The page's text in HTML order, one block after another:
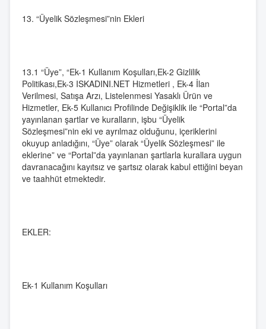
13. “Üyelik Sözleşmesi”nin Ekleri
13.1 “Üye”, “Ek-1 Kullanım Koşulları,Ek-2 Gizlilik
Politikası,Ek-3 ISKADINI.NET Hizmetleri , Ek-4 İlan
Verilmesi, Satışa Arzı, Listelenmesi Yasaklı Ürün ve
Hizmetler, Ek-5 Kullanıcı Profilinde Değişiklik ile “Portal”da
yayınlanan şartlar ve kuralların, işbu “Üyelik
Sözleşmesi”nin eki ve ayrılmaz olduğunu, içeriklerini
okuyup anladığını, “Üye” olarak “Üyelik Sözleşmesi” ile
eklerine” ve “Portal”da yayınlanan şartlarla kurallara uygun
davranacağını kayıtsız ve şartsız olarak kabul ettiğini beyan
ve taahhüt etmektedir.
EKLER:
Ek-1 Kullanım Koşulları